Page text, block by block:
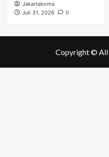
Jakartakoma
Juli 31, 2026
0
Copyright © All